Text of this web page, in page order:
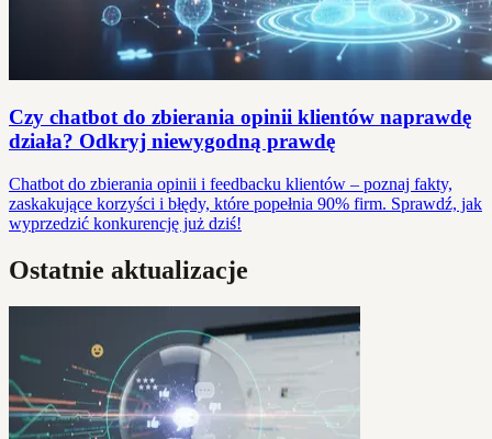
Czy chatbot do zbierania opinii klientów naprawdę
działa? Odkryj niewygodną prawdę
Chatbot do zbierania opinii i feedbacku klientów – poznaj fakty,
zaskakujące korzyści i błędy, które popełnia 90% firm. Sprawdź, jak
wyprzedzić konkurencję już dziś!
Ostatnie aktualizacje